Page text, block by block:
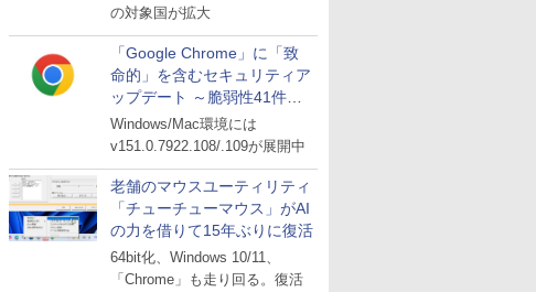
の対象国が拡大
「Google Chrome」に「致
命的」を含むセキュリティア
ップデート ～脆弱性41件に
対処
Windows/Mac環境には
v151.0.7922.108/.109が展開中
老舗のマウスユーティリティ
「チューチューマウス」がAI
の力を借りて15年ぶりに復活
64bit化、Windows 10/11、
「Chrome」も走り回る。復活